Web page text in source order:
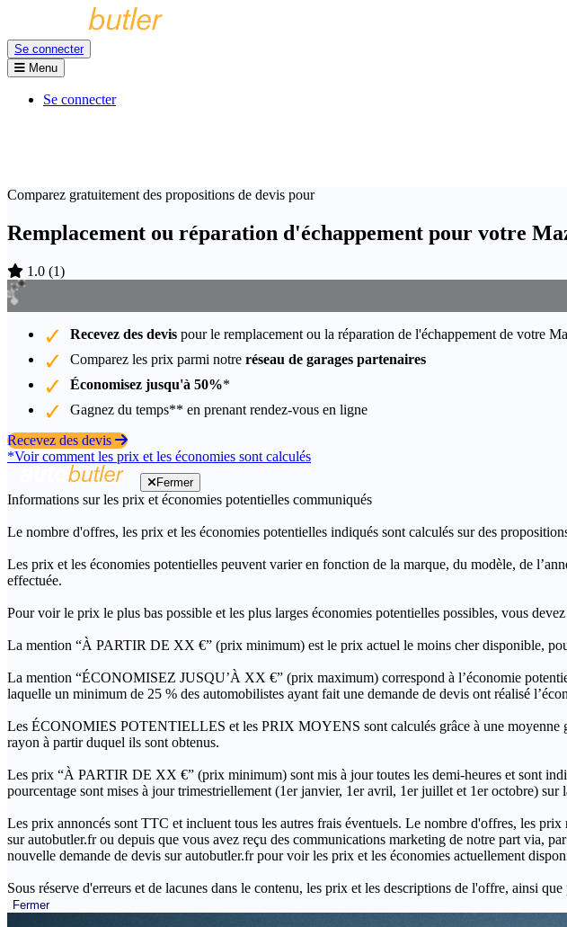
Se connecter
Menu
Se connecter
Comparez gratuitement des propositions de devis pour
Remplacement ou réparation d'échappement pour votre
1.0 (1)
Recevez des devis pour le remplacement ou la réparation de l'échappement de votre
Comparez les prix parmi notre réseau de garages partenaires
Économisez jusqu'à 50%*
Gagnez du temps** en prenant rendez-vous en ligne
Recevez des devis
*Voir comment les prix et les économies sont calculés
Fermer
Informations sur les prix et économies potentielles communiqués
Le nombre d'offres, les prix et les économies potentielles indiqués sont calculés sur des
Les prix et les économies potentielles peuvent varier en fonction de la marque, du modèle, de
effectuée.
Pour voir le prix le plus bas possible et les plus larges économies potentielles possibles, vous
La mention “À PARTIR DE XX €” (prix minimum) est le prix actuel le moins cher disponible,
La mention “ÉCONOMISEZ JUSQU’À XX €” (prix maximum) correspond à l’économie
laquelle un minimum de 25 % des automobilistes ayant fait une demande de devis ont réalisé
Les ÉCONOMIES POTENTIELLES et les PRIX MOYENS sont calculés grâce à une moyenne
rayon à partir duquel ils sont obtenus.
Les prix “À PARTIR DE XX €” (prix minimum) sont mis à jour toutes les demi-heures et sont
pourcentage sont mises à jour trimestriellement (1er janvier, 1er avril, 1er juillet et 1er octobre)
Les prix annoncés sont TTC et incluent tous les autres frais éventuels. Le nombre d'offres, les
sur autobutler.fr ou depuis que vous avez reçu des communications marketing de notre part via,
nouvelle demande de devis sur autobutler.fr pour voir les prix et les économies actuellement
Sous réserve d'erreurs et de lacunes dans le contenu, les prix et les descriptions de l'offre, ainsi
Fermer